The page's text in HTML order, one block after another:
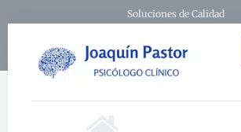
Soluciones de Calidad